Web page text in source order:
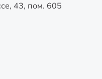
43, пом. 605